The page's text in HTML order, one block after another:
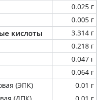
0.025 г
0.005 г
кислоты
3.314 г
0.218 г
0.047 г
0.064 г
(ЭПК)
0.01 г